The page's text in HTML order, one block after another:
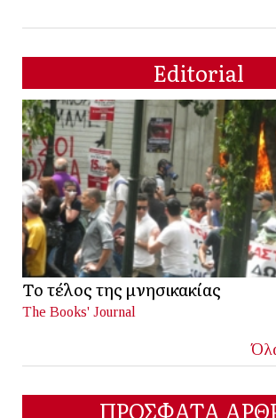
Editorial
Το τέλος της μνησικακίας
The Books' Journal
ΠΡΟΣΦΑΤΑ